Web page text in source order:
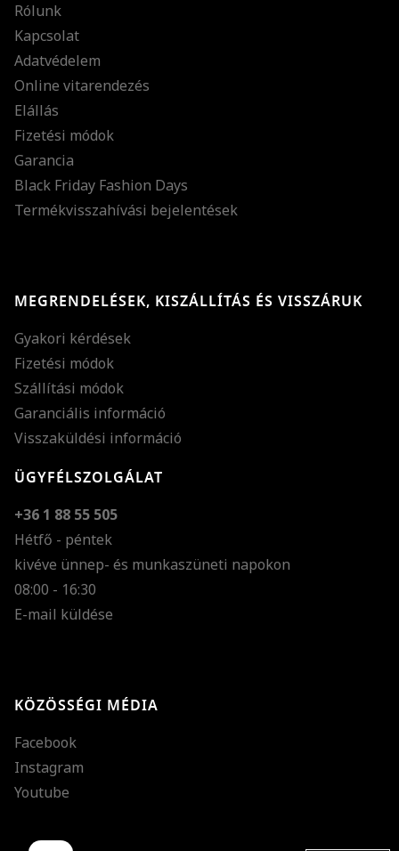
Rólunk
Kapcsolat
Adatvédelem
Online vitarendezés
Elállás
Fizetési módok
Garancia
Black Friday Fashion Days
Termékvisszahívási bejelentések
MEGRENDELÉSEK, KISZÁLLÍTÁS ÉS VISSZÁRUK
Gyakori kérdések
Fizetési módok
Szállítási módok
Garanciális információ
Visszaküldési információ
ÜGYFÉLSZOLGÁLAT
+36 1 88 55 505
Hétfő - péntek
kivéve ünnep- és munkaszüneti napokon
08:00 - 16:30
E-mail küldése
KÖZÖSSÉGI MÉDIA
Facebook
Instagram
Youtube